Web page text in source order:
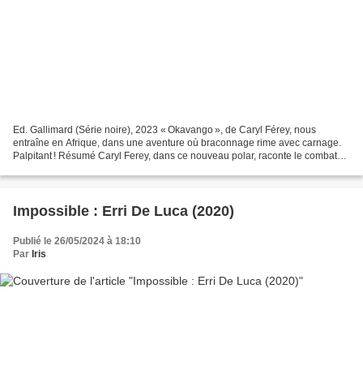
Ed. Gallimard (Série noire), 2023 « Okavango », de Caryl Férey, nous
entraîne en Afrique, dans une aventure où braconnage rime avec carnage.
Palpitant ! Résumé Caryl Ferey, dans ce nouveau polar, raconte le combat
Impossible : Erri De Luca (2020)
Publié le 26/05/2024 à 18:10
Par Iris